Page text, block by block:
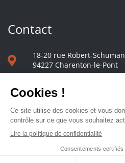
Contact
18-20 rue Robert-Schuman
94227 Charenton-le-Pont